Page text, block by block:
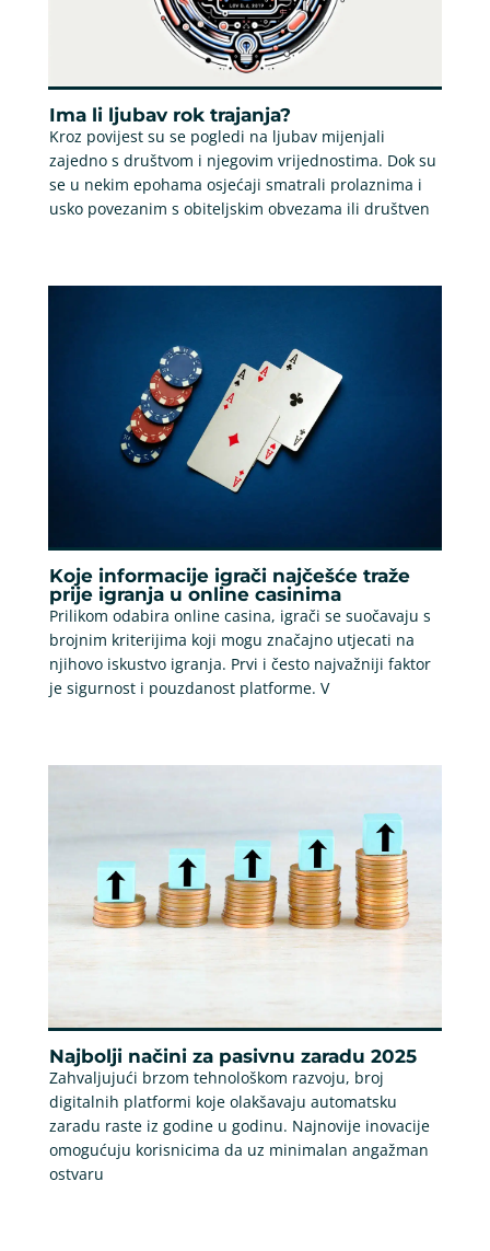
Ima li ljubav rok trajanja?
Kroz povijest su se pogledi na ljubav mijenjali
zajedno s društvom i njegovim vrijednostima. Dok su
se u nekim epohama osjećaji smatrali prolaznima i
usko povezanim s obiteljskim obvezama ili društven
Koje informacije igrači najčešće traže
prije igranja u online casinima
Prilikom odabira online casina, igrači se suočavaju s
brojnim kriterijima koji mogu značajno utjecati na
njihovo iskustvo igranja. Prvi i često najvažniji faktor
je sigurnost i pouzdanost platforme. V
Najbolji načini za pasivnu zaradu 2025
Zahvaljujući brzom tehnološkom razvoju, broj
digitalnih platformi koje olakšavaju automatsku
zaradu raste iz godine u godinu. Najnovije inovacije
omogućuju korisnicima da uz minimalan angažman
ostvaru